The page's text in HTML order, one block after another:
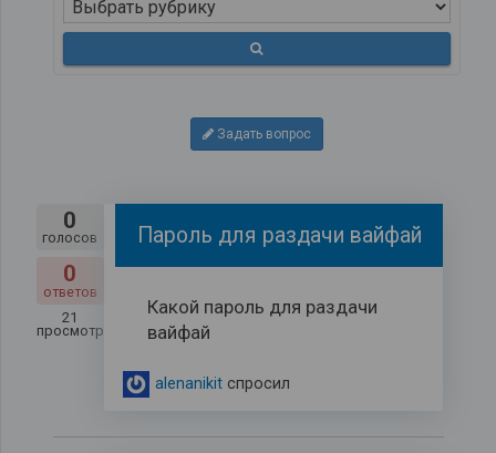
Задать вопрос
0
голосов
0
ответов
21
просмотров
Пароль для раздачи вайфай
Какой пароль для раздачи
вайфай
alenanikitспросил